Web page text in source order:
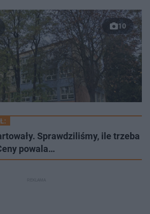
10
Sprawdziliśmy, ile trzeba
powala…